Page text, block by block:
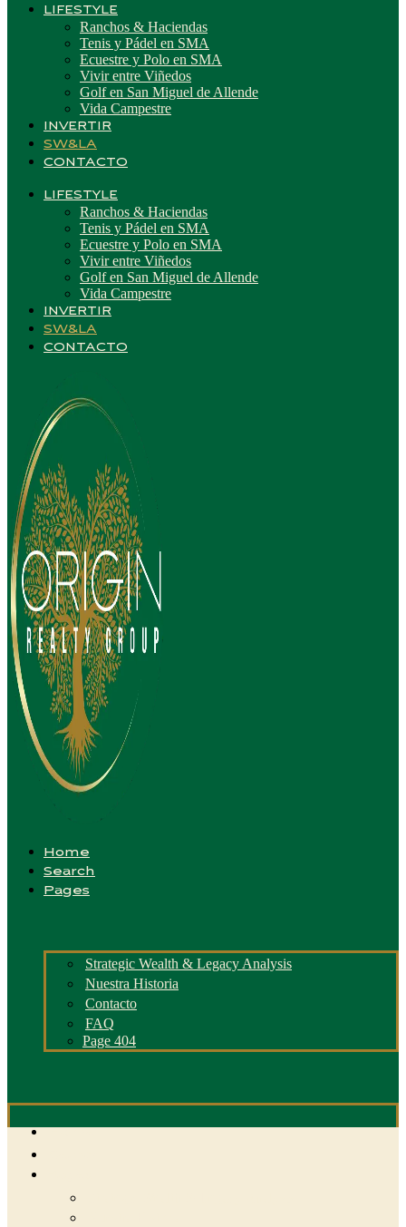
LIFESTYLE
Ranchos & Haciendas
Tenis y Pádel en SMA
Ecuestre y Polo en SMA
Vivir entre Viñedos
Golf en San Miguel de Allende
Vida Campestre
INVERTIR
SW&LA
CONTACTO
LIFESTYLE
Ranchos & Haciendas
Tenis y Pádel en SMA
Ecuestre y Polo en SMA
Vivir entre Viñedos
Golf en San Miguel de Allende
Vida Campestre
INVERTIR
SW&LA
CONTACTO
Home
Search
Pages
Strategic Wealth & Legacy Analysis
Nuestra Historia
Contacto
FAQ
Page 404
Home